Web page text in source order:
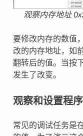
观察内存地址
要修改内存的数值
改的内存地址，如
翻转后的值。当按
发生了改变。
观察和设置程
常见的调试任务是